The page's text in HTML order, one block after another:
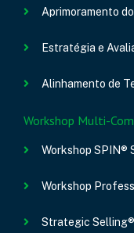
Aprimoramento
Estratégia e
Alinhamento de
Workshop Multi-
Workshop SPIN®
Workshop
Strategic